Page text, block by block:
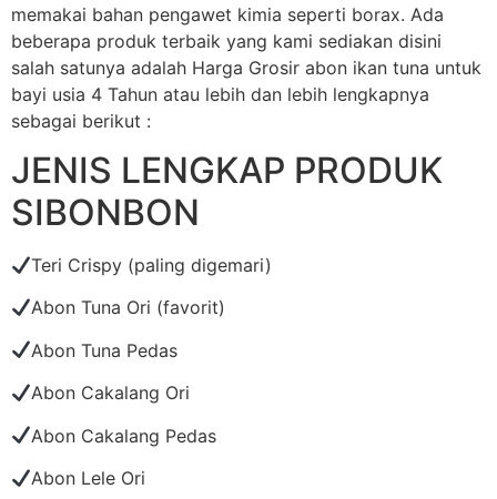
memakai bahan pengawet kimia seperti borax. Ada
beberapa produk terbaik yang kami sediakan disini
salah satunya adalah Harga Grosir abon ikan tuna untuk
bayi usia 4 Tahun atau lebih dan lebih lengkapnya
sebagai berikut :
JENIS LENGKAP PRODUK
SIBONBON
Teri Crispy (paling digemari)
Abon Tuna Ori (favorit)
Abon Tuna Pedas
Abon Cakalang Ori
Abon Cakalang Pedas
Abon Lele Ori